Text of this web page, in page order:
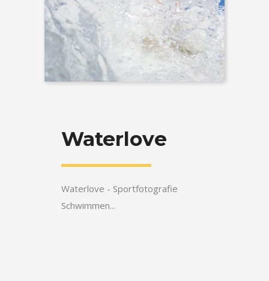
Waterlove
Waterlove - Sportfotografie
Schwimmen...